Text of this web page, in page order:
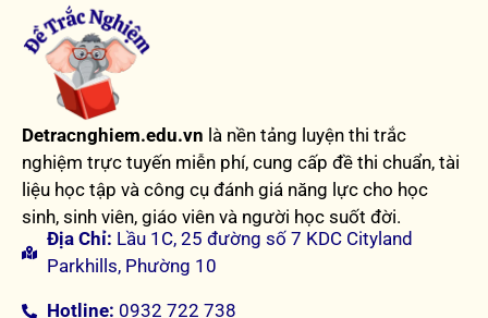
Detracnghiem.edu.vn là nền tảng luyện thi trắc
nghiệm trực tuyến miễn phí, cung cấp đề thi chuẩn, tài
liệu học tập và công cụ đánh giá năng lực cho học
sinh, sinh viên, giáo viên và người học suốt đời.
Địa Chỉ: Lầu 1C, 25 đường số 7 KDC Cityland
Parkhills, Phường 10
Hotline: 0932 722 738